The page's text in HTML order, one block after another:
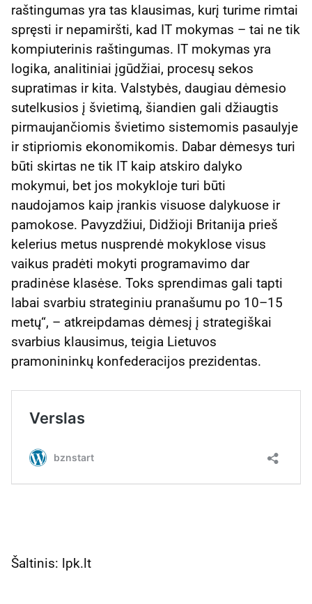
raštingumas yra tas klausimas, kurį turime rimtai
spręsti ir nepamiršti, kad IT mokymas – tai ne tik
kompiuterinis raštingumas. IT mokymas yra
logika, analitiniai įgūdžiai, procesų sekos
supratimas ir kita. Valstybės, daugiau dėmesio
sutelkusios į švietimą, šiandien gali džiaugtis
pirmaujančiomis švietimo sistemomis pasaulyje
ir stipriomis ekonomikomis. Dabar dėmesys turi
būti skirtas ne tik IT kaip atskiro dalyko
mokymui, bet jos mokykloje turi būti
naudojamos kaip įrankis visuose dalykuose ir
pamokose. Pavyzdžiui, Didžioji Britanija prieš
kelerius metus nusprendė mokyklose visus
vaikus pradėti mokyti programavimo dar
pradinėse klasėse. Toks sprendimas gali tapti
labai svarbiu strateginiu pranašumu po 10–15
metų“, – atkreipdamas dėmesį į strategiškai
svarbius klausimus, teigia Lietuvos
pramonininkų konfederacijos prezidentas.
Šaltinis: lpk.lt